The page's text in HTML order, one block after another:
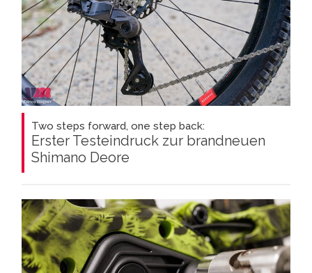
Two steps forward, one step back:
Erster Testeindruck zur brandneuen
Shimano Deore